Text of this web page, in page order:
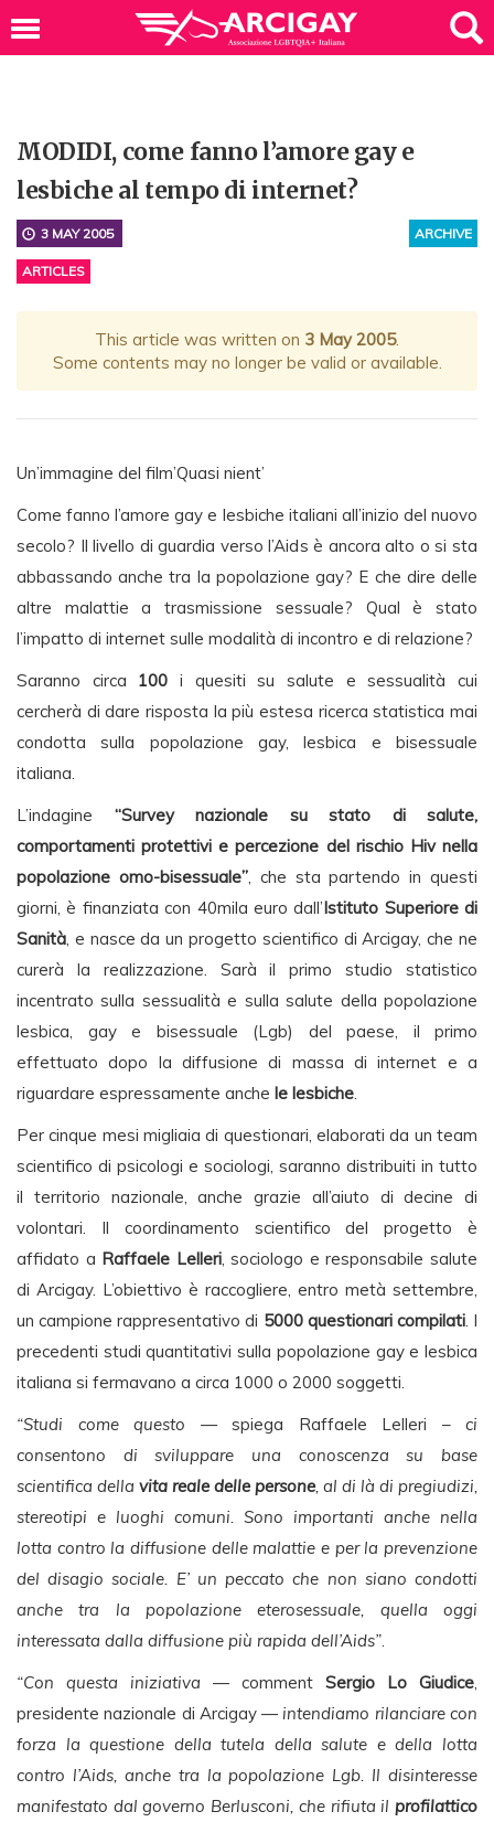
MODIDI, come fanno l’amore gay e
lesbiche al tempo di internet?
ARCHIVE
3 MAY 2005
ARTICLES
This article was written on 3 May 2005.
Some contents may no longer be valid or available.
Un’immagine del film’Quasi nient’
Come fanno l’amore gay e lesbiche italiani all’inizio del nuovo
secolo? Il livello di guardia verso l’Aids è ancora alto o si sta
abbassando anche tra la popolazione gay? E che dire delle
altre malattie a trasmissione sessuale? Qual è stato
l’impatto di internet sulle modalità di incontro e di relazione?
Saranno circa 100 i quesiti su salute e sessualità cui
cercherà di dare risposta la più estesa ricerca statistica mai
condotta sulla popolazione gay, lesbica e bisessuale
italiana.
L’indagine “Survey nazionale su stato di salute,
comportamenti protettivi e percezione del rischio Hiv nella
popolazione omo-bisessuale”, che sta partendo in questi
giorni, è finanziata con 40mila euro dall’Istituto Superiore di
Sanità, e nasce da un progetto scientifico di Arcigay, che ne
curerà la realizzazione. Sarà il primo studio statistico
incentrato sulla sessualità e sulla salute della popolazione
lesbica, gay e bisessuale (Lgb) del paese, il primo
effettuato dopo la diffusione di massa di internet e a
riguardare espressamente anche le lesbiche.
Per cinque mesi migliaia di questionari, elaborati da un team
scientifico di psicologi e sociologi, saranno distribuiti in tutto
il territorio nazionale, anche grazie all’aiuto di decine di
volontari. Il coordinamento scientifico del progetto è
affidato a Raffaele Lelleri, sociologo e responsabile salute
di Arcigay. L’obiettivo è raccogliere, entro metà settembre,
un campione rappresentativo di 5000 questionari compilati. I
precedenti studi quantitativi sulla popolazione gay e lesbica
italiana si fermavano a circa 1000 o 2000 soggetti.
“Studi come questo — spiega Raffaele Lelleri – ci
consentono di sviluppare una conoscenza su base
scientifica della vita reale delle persone, al di là di pregiudizi,
stereotipi e luoghi comuni. Sono importanti anche nella
lotta contro la diffusione delle malattie e per la prevenzione
del disagio sociale. E’ un peccato che non siano condotti
anche tra la popolazione eterosessuale, quella oggi
interessata dalla diffusione più rapida dell’Aids”.
“Con questa iniziativa — comment Sergio Lo Giudice,
presidente nazionale di Arcigay — intendiamo rilanciare con
forza la questione della tutela della salute e della lotta
contro l’Aids, anche tra la popolazione Lgb. Il disinteresse
manifestato dal governo Berlusconi, che rifiuta il profilattico